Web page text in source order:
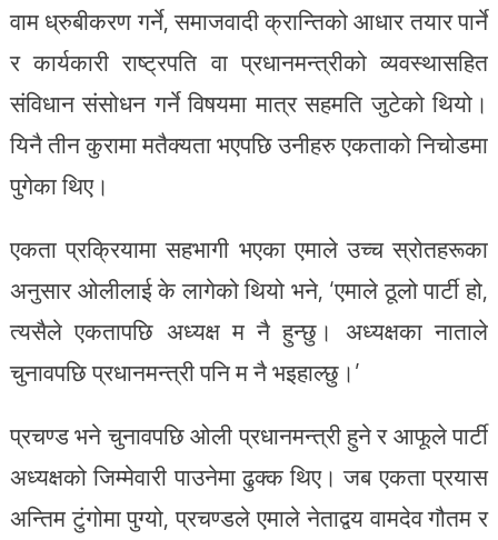
वाम ध्रुबीकरण गर्ने, समाजवादी क्रान्तिको आधार तयार पार्ने
र कार्यकारी राष्ट्रपति वा प्रधानमन्त्रीको व्यवस्थासहित
संविधान संसोधन गर्ने विषयमा मात्र सहमति जुटेको थियो।
यिनै तीन कुरामा मतैक्यता भएपछि उनीहरु एकताको निचोडमा
पुगेका थिए।
एकता प्रक्रियामा सहभागी भएका एमाले उच्च स्रोतहरूका
अनुसार ओलीलाई के लागेको थियो भने, ‘एमाले ठूलो पार्टी हो,
त्यसैले एकतापछि अध्यक्ष म नै हुन्छु। अध्यक्षका नाताले
चुनावपछि प्रधानमन्त्री पनि म नै भइहाल्छु।’
प्रचण्ड भने चुनावपछि ओली प्रधानमन्त्री हुने र आफूले पार्टी
अध्यक्षको जिम्मेवारी पाउनेमा ढुक्क थिए। जब एकता प्रयास
अन्तिम टुंगोमा पुग्यो, प्रचण्डले एमाले नेताद्वय वामदेव गौतम र